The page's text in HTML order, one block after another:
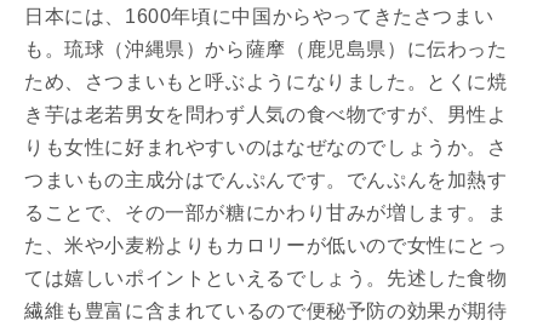
日本には、1600年頃に中国からやってきたさつまい
も。琉球（沖縄県）から薩摩（鹿児島県）に伝わった
ため、さつまいもと呼ぶようになりました。とくに焼
き芋は老若男女を問わず人気の食べ物ですが、男性よ
りも女性に好まれやすいのはなぜなのでしょうか。さ
つまいもの主成分はでんぷんです。でんぷんを加熱す
ることで、その一部が糖にかわり甘みが増します。ま
た、米や小麦粉よりもカロリーが低いので女性にとっ
ては嬉しいポイントといえるでしょう。先述した食物
繊維も豊富に含まれているので便秘予防の効果が期待